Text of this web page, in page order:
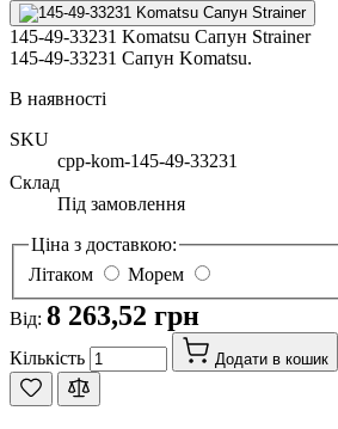
145-49-33231 Komatsu Сапун Strainer
145-49-33231 Сапун Komatsu.
В наявності
SKU
cpp-kom-145-49-33231
Склад
Під замовлення
Ціна з доставкою:
Літаком
Морем
Від: 8 263,52 грн
Кількість Додати в кошик